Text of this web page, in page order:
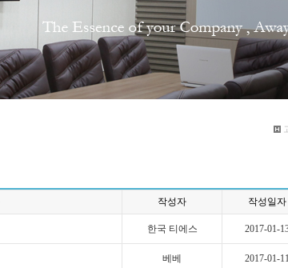
작성자 작성일자
한국 티에스 2017-01-
베베 2017-01-11